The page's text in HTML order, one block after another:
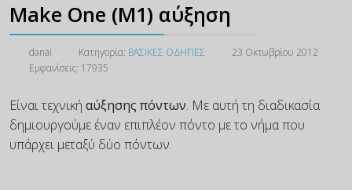
Make One (M1) αύξηση
danai Κατηγορία: ΒΑΣΙΚΕΣ ΟΔΗΓΙΕΣ
23 Οκτωβρίου 2012
Εμφανίσεις: 17935
Είναι τεχνική αύξησης πόντων. Με αυτή τη διαδικασία
δημιουργούμε έναν επιπλέον πόντο με το νήμα που
υπάρχει μεταξύ δύο πόντων.